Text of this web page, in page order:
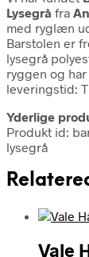
Lysegrå fra
med ryglæn
Barstolen er
lysegrå
ryggen og
leveringstid:
Yderlige
Produkt id:
lysegrå
Vale